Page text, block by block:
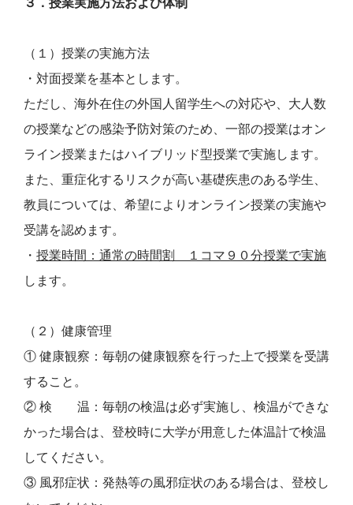
３．授業実施方法および体制
（１）授業の実施方法
・対面授業を基本とします。
ただし、海外在住の外国人留学生への対応や、大人数
の授業などの感染予防対策のため、一部の授業はオン
ライン授業またはハイブリッド型授業で実施します。
また、重症化するリスクが高い基礎疾患のある学生、
教員については、希望によりオンライン授業の実施や
受講を認めます。
・ 授業時間：通常の時間割 １コマ９０分授業で実施
します。
（２）健康管理
① 健康観察：毎朝の健康観察を行った上で授業を受講
すること。
② 検 温：毎朝の検温は必ず実施し、検温ができな
かった場合は、登校時に大学が用意した体温計で検温
してください。
③ 風邪症状：発熱等の風邪症状のある場合は、登校し